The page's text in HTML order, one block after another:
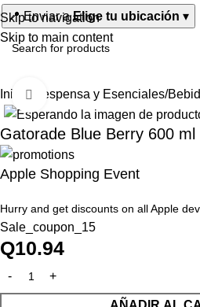
Skip to navigation
Skip to main content
📍 Enviar a Elige tu ubicación ▾
Inicio Despensa y Esenciales
Click to enlarge
Gatorade Blue Berry 600 ml
Apple Shopping Event
Hurry and get discounts on all Apple
Sale_coupon_15
Q10.94